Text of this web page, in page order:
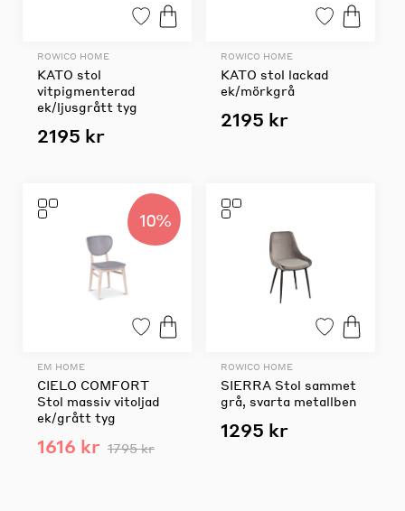
ROWICO HOME
KATO stol
vitpigmenterad
ek/ljusgrått tyg
2195 kr
ROWICO HOME
KATO stol lackad
ek/mörkgrå
2195 kr
10%
EM HOME
CIELO COMFORT
Stol massiv vitoljad
ek/grått tyg
1616 kr 1795 kr
ROWICO HOME
SIERRA Stol sammet
grå, svarta metallben
1295 kr